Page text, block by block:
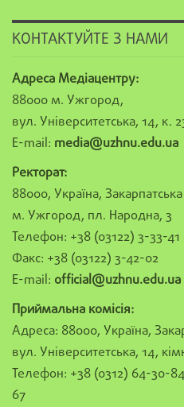
КОНТАКТУЙТЕ З НАМИ
Адреса Медіацентру:
88000 м. Ужгород,
вул. Університетська, 14, к.
E-mail: media@uzhnu.edu.ua
Ректорат:
88000, Україна,
м. Ужгород, пл. Народна, 3
Телефон: +38 (03122) 3-33-41
Факс: +38 (03122) 3-42-02
E-mail: official@uzhnu.edu.ua
Приймальна комісія:
Адреса: 88000, Україна,
вул. Університетська, 14,
Телефон: +38 (0312) 64-30-
67